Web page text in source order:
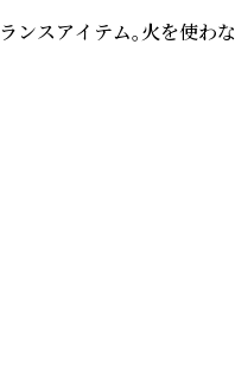
スアイテム。火を使わ